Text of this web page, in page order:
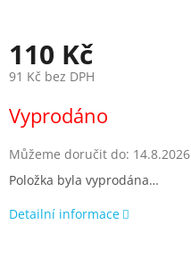
110 Kč
91 Kč bez DPH
cena:
Vyprodáno
Můžeme doručit do: 14.8.2026
Položka byla vyprodána…
Detailní informace